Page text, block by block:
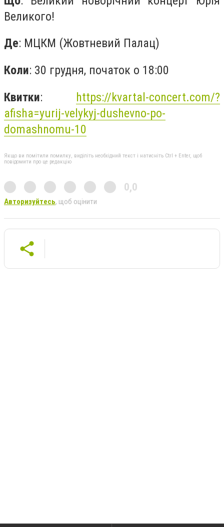
Великого!
Де: МЦКМ (Жовтневий Палац)
Коли: 30 грудня, початок о 18:00
Квитки: https://kvartal-concert.com/?
afisha=yurij-velykyj-dushevno-po-
domashnomu-10
Якщо ви помітили помилку, виділіть необхідний текст і натисніть Ctrl + Enter, щоб
повідомити про це редакцію
0,0
Авторизуйтесь, щоб оцінити